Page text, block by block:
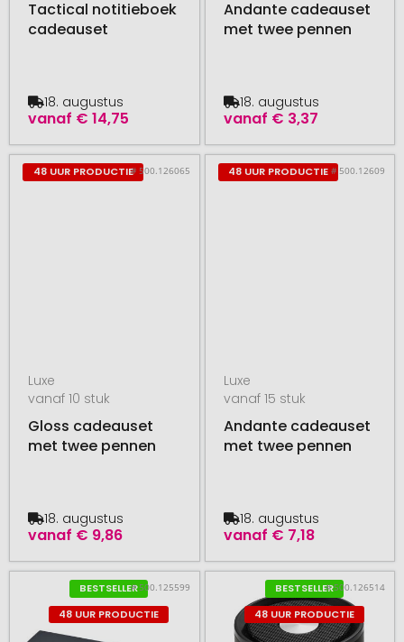
Tactical notitieboek
cadeauset
vanaf € 14,75
18. augustus
Andante cadeauset
met twee pennen
vanaf € 3,37
18. augustus
48 UUR PRODUCTIE# 500.126065
Luxe
vanaf 10 stuk
Gloss cadeauset
met twee pennen
vanaf € 9,86
18. augustus
48 UUR PRODUCTIE # 500.12609
Luxe
vanaf 15 stuk
Andante cadeauset
met twee pennen
vanaf € 7,18
18. augustus
BESTSELLER
48 UUR PRODUCTIE
# 500.125599
BESTSELLER
48 UUR PRODUCTIE
# 500.126514